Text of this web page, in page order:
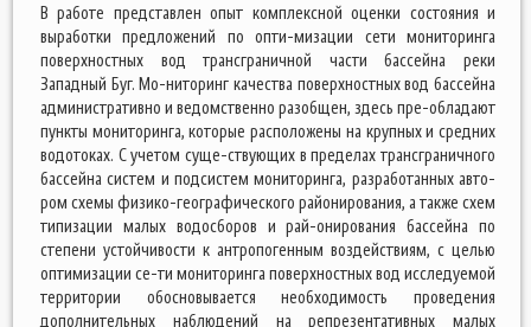
В работе представлен опыт комплексной оценки состояния и
выработки предложений по опти-мизации сети мониторинга
поверхностных вод трансграничной части бассейна реки
Западный Буг. Мо-ниторинг качества поверхностных вод бассейна
административно и ведомственно разобщен, здесь пре-обладают
пункты мониторинга, которые расположены на крупных и средних
водотоках. С учетом суще-ствующих в пределах трансграничного
бассейна систем и подсистем мониторинга, разработанных авто-
ром схемы физико-географического районирования, а также схем
типизации малых водосборов и рай-онирования бассейна по
степени устойчивости к антропогенным воздействиям, с целью
оптимизации се-ти мониторинга поверхностных вод исследуемой
территории обосновывается необходимость проведения
дополнительных наблюдений на репрезентативных малых